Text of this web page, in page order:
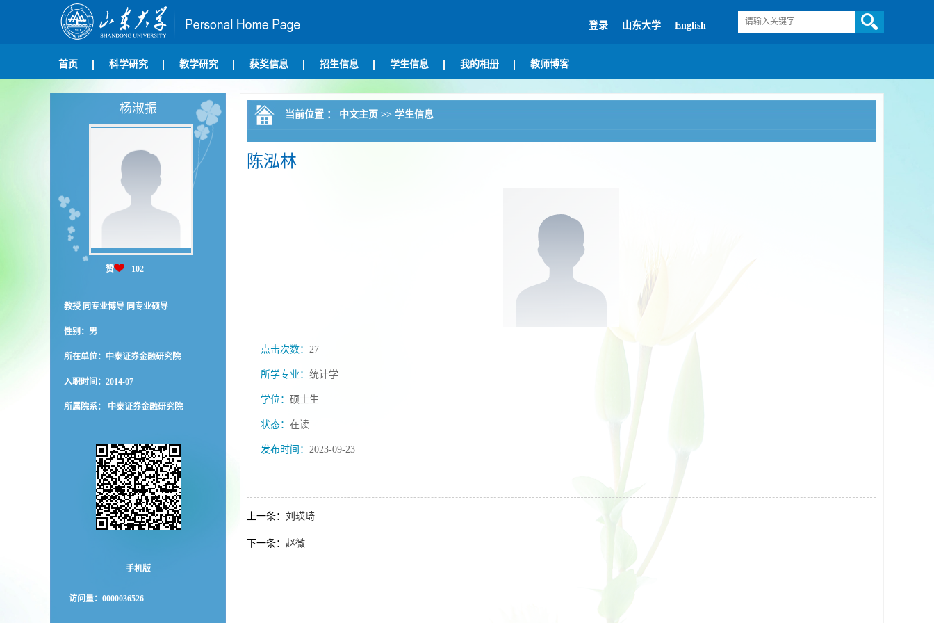
登录 山东大学 English
首页 科学研究 教学研究 获奖信息 招生信息 学生信息 我的相册 教师博客
杨淑振
赞 102
教授 同专业博导 同专业硕导
性别：男
所在单位：中泰证券金融研究院
入职时间：2014-07
所属院系： 中泰证券金融研究院
手机版
访问量： 0000036526
当前位置 ： 中文主页 >> 学生信息
陈泓林
点击次数： 27
所学专业： 统计学
学位： 硕士生
状态： 在读
发布时间： 2023-09-23
上一条： 刘瑛琦
下一条： 赵微